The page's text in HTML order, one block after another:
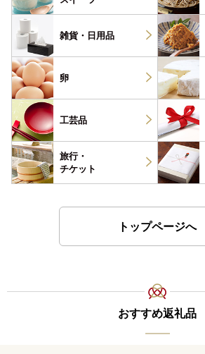
雑貨・ 日用品
卵
工芸品
旅行・
チケット
トップページへ
おすすめ返礼品